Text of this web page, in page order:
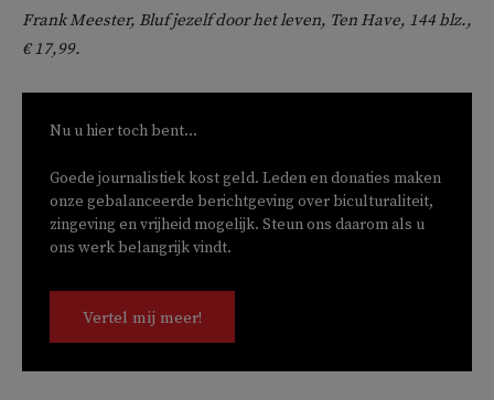
Frank Meester, Bluf jezelf door het leven, Ten Have, 144 blz.,
€ 17,99.
Nu u hier toch bent...
Goede journalistiek kost geld. Leden en donaties maken
onze gebalanceerde berichtgeving over biculturaliteit,
zingeving en vrijheid mogelijk. Steun ons daarom als u
ons werk belangrijk vindt.
Vertel mij meer!